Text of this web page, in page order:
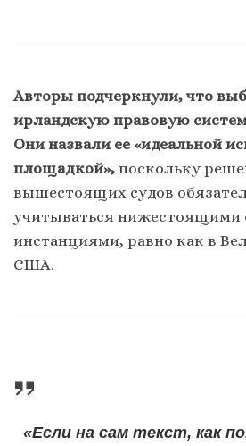
Авторы подчеркнули, что
ирландскую правовую
Они назвали ее «идеальной
площадкой», поскольку
вышестоящих судов
учитываться нижестоящими
инстанциями, равно как в
США.
«Если на сам текст, как